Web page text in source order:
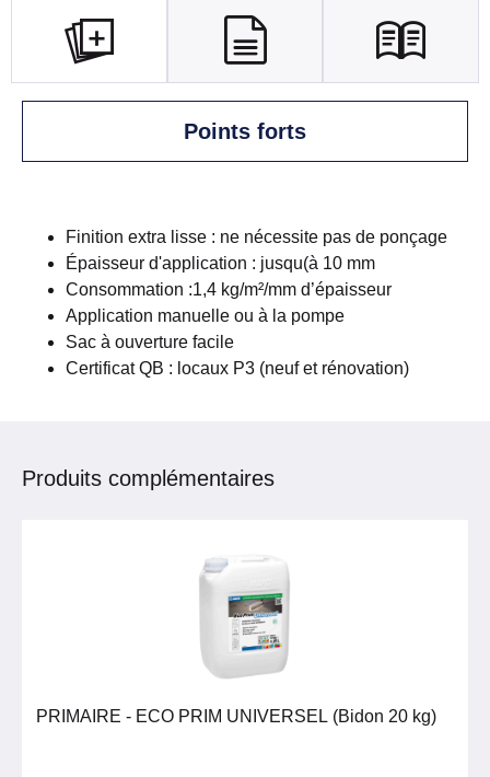
Points forts
Finition extra lisse : ne nécessite pas de ponçage
Épaisseur d'application : jusqu(à 10 mm
Consommation :1,4 kg/m²/mm d’épaisseur
Application manuelle ou à la pompe
Sac à ouverture facile
Certificat QB : locaux P3 (neuf et rénovation)
Produits complémentaires
PRIMAIRE - ECO PRIM UNIVERSEL (Bidon 20 kg)